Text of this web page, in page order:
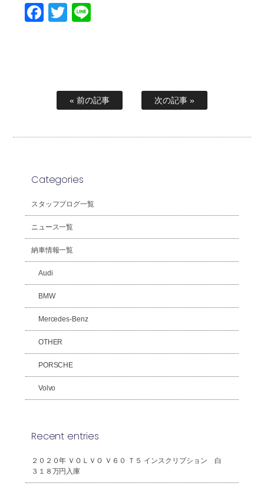
Facebook
Twitter
« 前の記事 次の記事 »
Categories
スタッフブログ一覧
ニュース一覧
納車情報一覧
Audi
BMW
Mercedes-Benz
OTHER
PORSCHE
Volvo
Recent entries
２０２０年 ＶＯＬＶＯ Ｖ６０ Ｔ５ インスクリプション 白
３１８万円入庫